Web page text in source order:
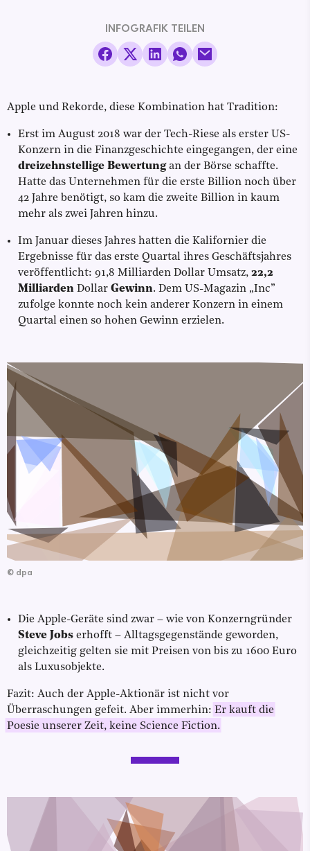
INFOGRAFIK TEILEN
Apple und Rekorde, diese Kombination hat Tradition:
Erst im August 2018 war der Tech-Riese als erster US-
Konzern in die Finanzgeschichte eingegangen, der eine
dreizehnstellige Bewertungan der Börse schaffte.
Hatte das Unternehmen für die erste Billion noch über
42 Jahre benötigt, so kam die zweite Billion in kaum
mehr als zwei Jahren hinzu.
Im Januar dieses Jahres hatten die Kalifornier die
Ergebnisse für das erste Quartal ihres Geschäftsjahres
veröffentlicht: 91,8 Milliarden Dollar Umsatz, 22,2
Milliarden Dollar Gewinn. Dem US-Magazin „Inc”
zufolge konnte noch kein anderer Konzern in einem
Quartal einen so hohen Gewinn erzielen.
© dpa
Die Apple-Geräte sind zwar – wie von Konzerngründer
Steve Jobs erhofft – Alltagsgegenstände geworden,
gleichzeitig gelten sie mit Preisen von bis zu 1600 Euro
als Luxusobjekte.
Fazit: Auch der Apple-Aktionär ist nicht vor
Überraschungen gefeit. Aber immerhin: Er kauft die
Poesie unserer Zeit, keine Science Fiction.